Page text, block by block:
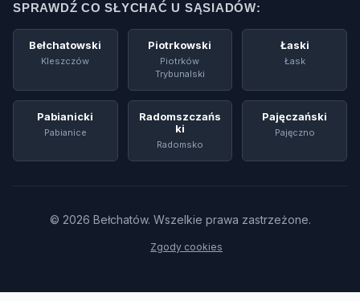
SPRAWDŹ CO SŁYCHAĆ U SĄSIADÓW:
Bełchatowski
Kleszczów
Piotrkowski
Piotrków
Trybunalski
Łaski
Łask
Pabianicki
Pabianice
Radomszczańs
Ki
Radomsko
Pajęczański
Pajęczno
© 2026 Bełchatów. Wszelkie prawa zastrzeżone.
Zgody cookies